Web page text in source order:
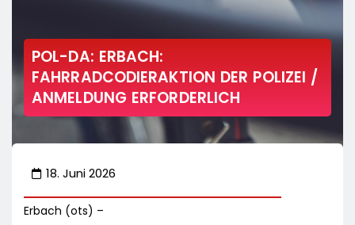
POL-DA: ERBACH:
FAHRRADCODIERAKTION DER POLIZEI /
ANMELDUNG ERFORDERLICH
18. Juni 2026
Erbach (ots) –